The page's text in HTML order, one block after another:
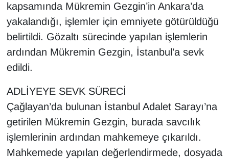
kapsamında Mükremin Gezgin’in Ankara’da
yakalandığı, işlemler için emniyete götürüldüğü
belirtildi. Gözaltı sürecinde yapılan işlemlerin
ardından Mükremin Gezgin, İstanbul’a sevk
edildi.
ADLİYEYE SEVK SÜRECİ
Çağlayan’da bulunan İstanbul Adalet Sarayı’na
getirilen Mükremin Gezgin, burada savcılık
işlemlerinin ardından mahkemeye çıkarıldı.
Mahkemede yapılan değerlendirmede, dosyada